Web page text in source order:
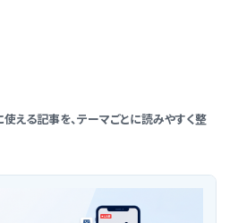
える記事を、テーマごとに読みやすく整